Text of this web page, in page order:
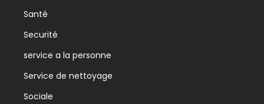
Santé
Securité
service a la personne
Service de nettoyage
Sociale